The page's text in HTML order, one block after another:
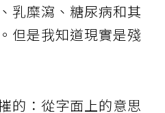
乳糜瀉、糖尿病和其
但是我知道現實是殘
的：從字面上的意思